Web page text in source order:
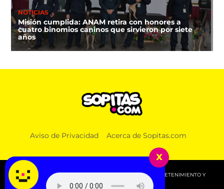
NOTICIAS
Misión cumplida: ANAM retira con honores a
cuatro binomios caninos que sirvieron por siete
años
Aviso de Privacidad Acerca de Sopitas.com
© 2026 SOPITAS.COM - MÚSICA, NOTICIAS, DEPORTES, ENTRETENIMIENTO Y
MÁS!.
x